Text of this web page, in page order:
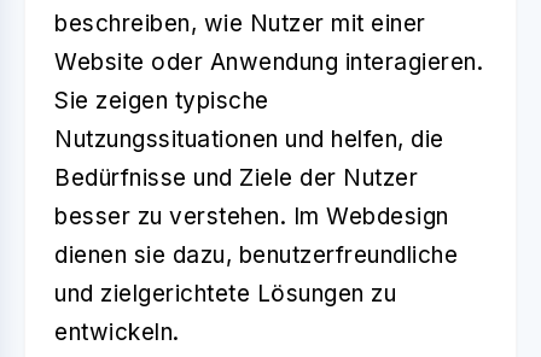
beschreiben, wie Nutzer mit einer
Website oder Anwendung interagieren.
Sie zeigen typische
Nutzungssituationen und helfen, die
Bedürfnisse und Ziele der Nutzer
besser zu verstehen. Im Webdesign
dienen sie dazu, benutzerfreundliche
und zielgerichtete Lösungen zu
entwickeln.